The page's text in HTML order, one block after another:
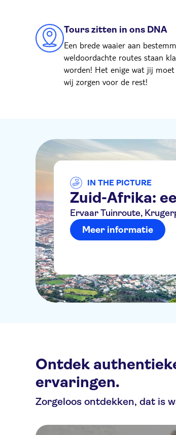
Tours zitten in ons DNA
Een brede waaier aan
weldoordachte routes staan
worden! Het enige wat jij moet
wij zorgen voor de rest!
IN THE PICTURE
Zuid-Afrika:
Ervaar Tuinroute,
Meer informatie
Ontdek
ervaringen.
Zorgeloos ontdekken, dat is